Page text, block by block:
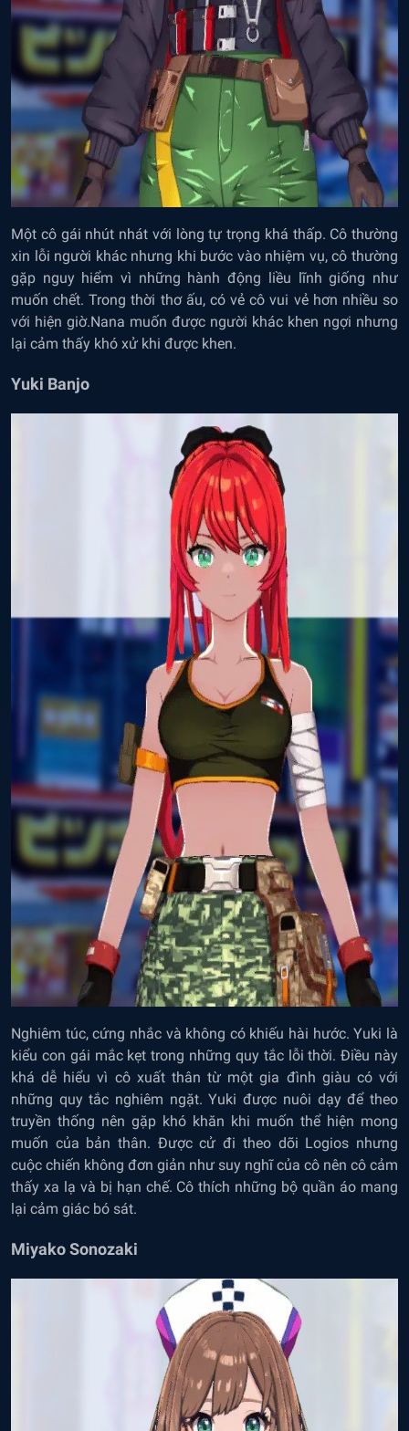
Một cô gái nhút nhát với lòng tự trọng khá thấp. Cô thường
xin lỗi người khác nhưng khi bước vào nhiệm vụ, cô thường
gặp nguy hiểm vì những hành động liều lĩnh giống như
muốn chết. Trong thời thơ ấu, có vẻ cô vui vẻ hơn nhiều so
với hiện giờ.Nana muốn được người khác khen ngợi nhưng
lại cảm thấy khó xử khi được khen.
Yuki Banjo
Nghiêm túc, cứng nhắc và không có khiếu hài hước. Yuki là
kiểu con gái mắc kẹt trong những quy tắc lỗi thời. Điều này
khá dễ hiểu vì cô xuất thân từ một gia đình giàu có với
những quy tắc nghiêm ngặt. Yuki được nuôi dạy để theo
truyền thống nên gặp khó khăn khi muốn thể hiện mong
muốn của bản thân. Được cử đi theo dõi Logios nhưng
cuộc chiến không đơn giản như suy nghĩ của cô nên cô cảm
thấy xa lạ và bị hạn chế. Cô thích những bộ quần áo mang
lại cảm giác bó sát.
Miyako Sonozaki